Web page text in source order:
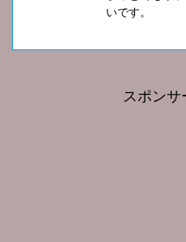
いです。
スポンサ